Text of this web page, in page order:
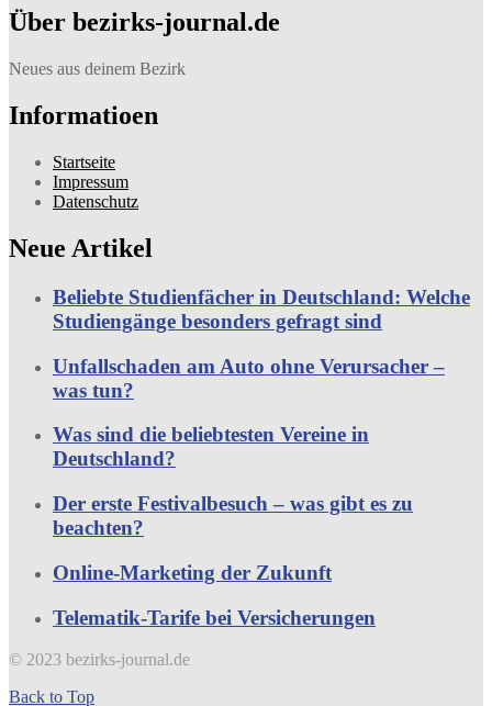
Über bezirks-journal.de
Neues aus deinem Bezirk
Informatioen
Startseite
Impressum
Datenschutz
Neue Artikel
Beliebte Studienfächer in Deutschland: Welche
Studiengänge besonders gefragt sind
Unfallschaden am Auto ohne Verursacher –
was tun?
Was sind die beliebtesten Vereine in
Deutschland?
Der erste Festivalbesuch – was gibt es zu
beachten?
Online-Marketing der Zukunft
Telematik-Tarife bei Versicherungen
© 2023 bezirks-journal.de
Back to Top